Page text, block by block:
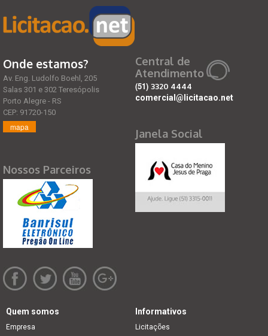
Onde estamos?
Av. Eng. Ludolfo Boehl, 205
Salas 301 e 302 Teresópolis
Porto Alegre - RS
CEP: 91720-150
mapa
Nossos Parceiros
Central de
Atendimento
(51) 3320 4444
comercial@licitacao.net
Janela Social
Quem somos
Empresa
Informativos
Licitações